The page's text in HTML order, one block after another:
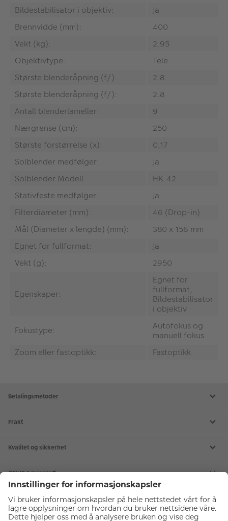
Bildestabilisator i objektiv:
Ja
Brennvidde (mm):
400
Vekt (kg):
2.95
Objektivtype:
Tele
Største blenderåpning (f/):
2.8
Største blenderåpning (f/):
2.8
Antall blenderlameller:
9
Nærgrense (cm):
250
Største forstørrelse (x):
0,17
Solblender medfølger:
Ja
Solblender Modell:
HK-42
Stativfeste medfølger:
Ja
Filterdiameter (mm):
46 (Drop-in)
Mål (Diameter x lengde) (mm):
380 x 156 mm
Egnet for fullformat:
Ja
Vekt (g):
2950
Egenskaper:
Egnet for
fullformat,
Bildestabilisator
i objektiv
Fokustype:
Autofokus og
manuell fokus
Zoom eller fastoptikk:
Fastoptikk
Betalingsmetoder
Frakt
Kvalitet og sikkerhet
CEWE bærekraft
Tjenester
Kundeservice